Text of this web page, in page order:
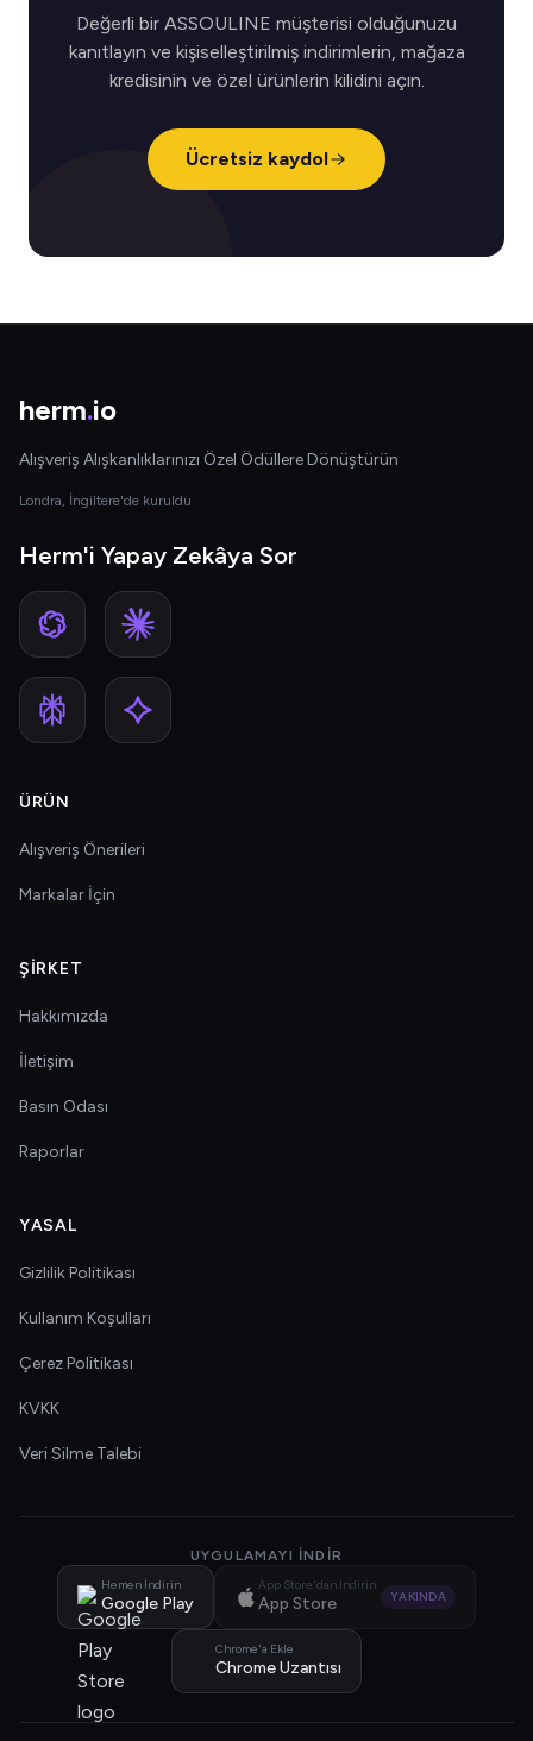
Değerli bir ASSOULINE müşterisi olduğunuzu
kanıtlayın ve kişiselleştirilmiş indirimlerin, mağaza
kredisinin ve özel ürünlerin kilidini açın.
Ücretsiz kaydol
herm.io
Alışveriş Alışkanlıklarınızı Özel Ödüllere Dönüştürün
Londra, İngiltere'de kuruldu
Herm'i Yapay Zekâya Sor
ÜRÜN
Alışveriş Önerileri
Markalar İçin
ŞIRKET
Hakkımızda
İletişim
Basın Odası
Raporlar
YASAL
Gizlilik Politikası
Kullanım Koşulları
Çerez Politikası
KVKK
Veri Silme Talebi
UYGULAMAYI İNDIR
Hemen İndirin
Google Play
App Store'dan İndirin
App Store YAKINDA
Chrome'a Ekle
Chrome Uzantısı